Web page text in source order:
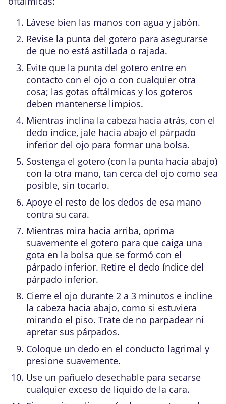
Lávese bien las manos con agua y jabón.
Revise la punta del gotero para asegurarse
de que no está astillada o rajada.
Evite que la punta del gotero entre en
contacto con el ojo o con cualquier otra
cosa; las gotas oftálmicas y los goteros
deben mantenerse limpios.
Mientras inclina la cabeza hacia atrás, con el
dedo índice, jale hacia abajo el párpado
inferior del ojo para formar una bolsa.
Sostenga el gotero (con la punta hacia abajo)
con la otra mano, tan cerca del ojo como sea
posible, sin tocarlo.
Apoye el resto de los dedos de esa mano
contra su cara.
Mientras mira hacia arriba, oprima
suavemente el gotero para que caiga una
gota en la bolsa que se formó con el
párpado inferior. Retire el dedo índice del
párpado inferior.
Cierre el ojo durante 2 a 3 minutos e incline
la cabeza hacia abajo, como si estuviera
mirando el piso. Trate de no parpadear ni
apretar sus párpados.
Coloque un dedo en el conducto lagrimal y
presione suavemente.
Use un pañuelo desechable para secarse
cualquier exceso de líquido de la cara.